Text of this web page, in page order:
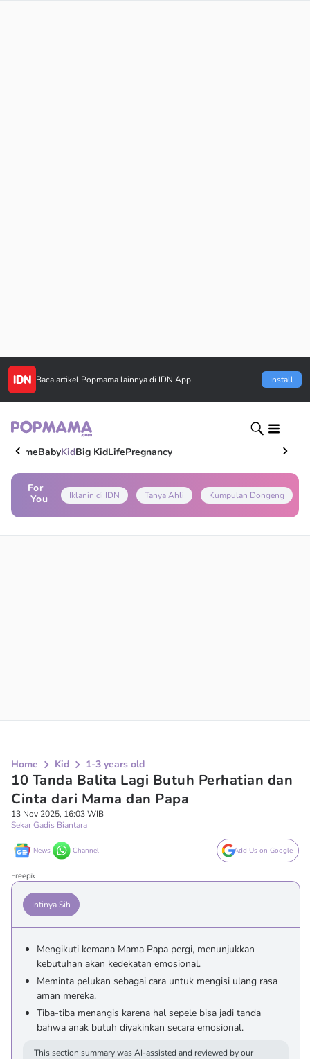
Baca artikel Popmama lainnya di IDN App Install
HomeBabyKidBig KidLifePregnancy
For
You
Iklanin di IDN Tanya Ahli Kumpulan Dongeng
Home Kid 1-3 years old
10 Tanda Balita Lagi Butuh Perhatian dan
Cinta dari Mama dan Papa
13 Nov 2025, 16:03 WIB
Sekar Gadis Biantara
News Channel Add Us on Google
Freepik
Intinya Sih
Mengikuti kemana Mama Papa pergi, menunjukkan
kebutuhan akan kedekatan emosional.
Meminta pelukan sebagai cara untuk mengisi ulang rasa
aman mereka.
Tiba-tiba menangis karena hal sepele bisa jadi tanda
bahwa anak butuh diyakinkan secara emosional.
This section summary was AI-assisted and reviewed by our